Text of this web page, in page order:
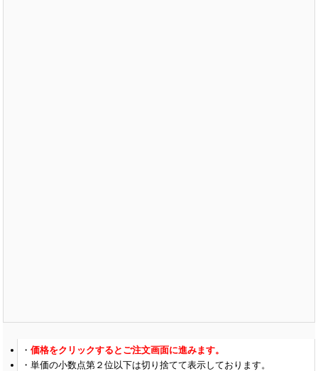
価格をクリックするとご注文画面に進みます。
単価の小数点第２位以下は切り捨てて表示しております。